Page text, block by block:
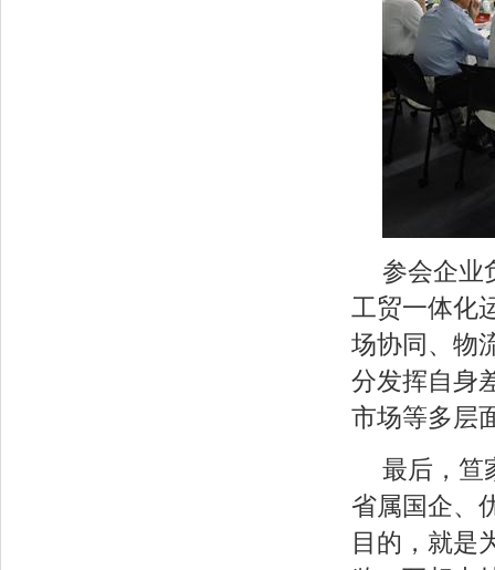
参会企业
工贸一体化
场协同、物
分发挥自身
市场等多层
最后，笪
省属国企、
目的，就是